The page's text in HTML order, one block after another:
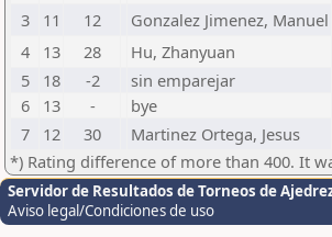
3
11 12 Gonzalez Jimenez, Manuel
4
13 28 Hu, Zhanyuan
5
18 -2 sin emparejar
6
13 - bye
7
12 30 Martinez Ortega, Jesus
*) Rating difference of more than 400. It
Servidor de Resultados de Torneos de
Aviso legal/Condiciones de uso